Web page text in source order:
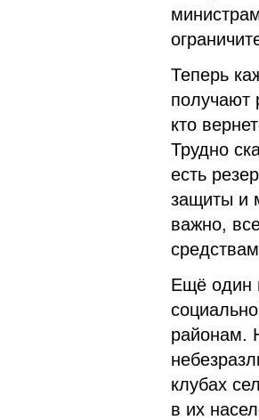
Теперь
получают
кто
Трудно
есть
защиты и
важно,
Ещё один
районам.
клубах
в их